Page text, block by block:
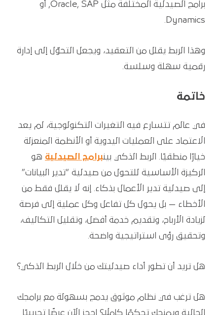
برامج الصيدلية المختلفة مثل Oracle, SAP, أو
Dynamics.
وهذا الربط يقلل من التعقيد، ويجعل التحوّل إلى إدارة
رقمية سهلة وسلسة.
خاتمة
في عالم تتسارع فيه التغيرات التكنولوجية، لم يعد
الاعتماد على العمليات اليدوية أو الأنظمة المنعزلة
خيارًا منطقيًا. الربط الذكي بينبرامج الصيدلية هو
الركيزة الأساسية للتحول من صيدلية “تدير البيانات”
إلى صيدلية تدير الأعمال بذكاء. إنه لا يقلل فقط من
الأخطاء — بل يحول كل تفاعل وكل عملية إلى فرصة
لزيادة الأرباح، وتقديم خدمة أفضل، وتقليل التكاليف،
وتحقيق رؤى استراتيجية واضحة.
هل تريد أن تطور أداء صيدليتك من خلال الربط الذكي؟
هل ترغب في نظام موثوق يدمج بسهولة مع برامجك
الحالية ويمنحك تحكمًا كاملاً؟ احجز الآن عرضًا تجريبيًا